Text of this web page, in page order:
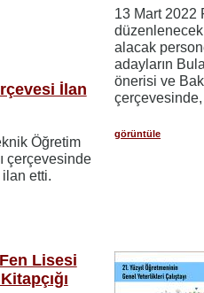
İlan
Öğretim
çerçevesinde
etti.
13 Mart 2022
düzenlenecek
alacak
adayların
önerisi ve
çerçevesinde,
görüntüle
Lisesi